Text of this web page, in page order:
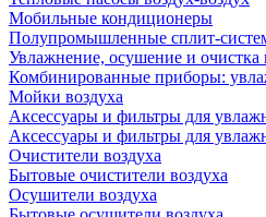
Мобильные кондиционеры
Полупромышленные сплит-
Увлажнение, осушение и очистка
Комбинированные приборы:
Мойки воздуха
Аксессуары и фильтры для
Аксессуары и фильтры для
Очистители воздуха
Бытовые очистители воздуха
Осушители воздуха